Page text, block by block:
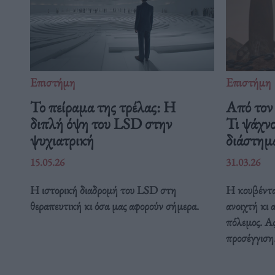
Επιστήμη
Το πείραμα της τρέλας: Η
διπλή όψη του LSD στην
ψυχιατρική
15.05.26
Η ιστορική διαδρομή του LSD στη
θεραπευτική κι όσα μας αφορούν σήμερα.
Επιστήμη
Από
Τι
31.03.26
Η
ανοιχτή κι
πόλεμος.